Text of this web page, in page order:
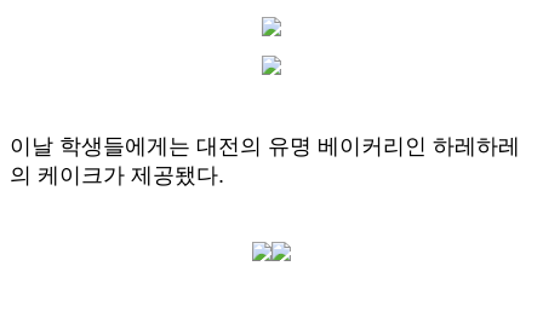
이날 학생들에게는 대전의 유명 베이커리인 하레하레
의 케이크가 제공됐다.